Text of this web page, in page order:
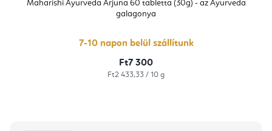
Maharishi Ayurveda Arjuna 60 tabletta (30g) - az Ayurveda
galagonya
értékelése
csillag.
7-10 napon belül szállítunk
Ft7 300
Egységár:
Ft2 433,33 / 10 g